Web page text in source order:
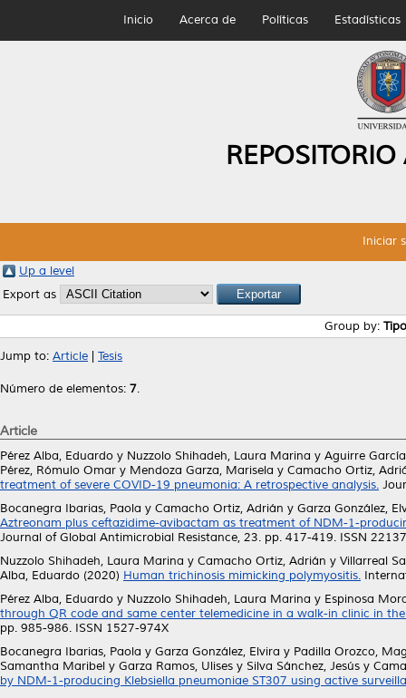
Inicio Acerca de Políticas Estadísticas
Iniciar
Up a level
Export as
Group by:
Jump to: Article Tesis
Número de elementos: 7.
Article
Pérez Alba, Eduardo y Nuzzolo Shihadeh, Laura Marina y Aguirre
Pérez, Rómulo Omar y Mendoza Garza, Marisela y Camacho Ortiz,
treatment of severe COVID-19 pneumonia: A retrospective analysis.
Bocanegra Ibarias, Paola y Camacho Ortiz, Adrián y Garza González,
Aztreonam plus ceftazidime-avibactam as treatment of NDM-1-
Journal of Global Antimicrobial Resistance, 23. pp. 417-419. ISSN
Nuzzolo Shihadeh, Laura Marina y Camacho Ortiz, Adrián y Villarreal
Alba, Eduardo (2020) Human trichinosis mimicking polymyositis.
Pérez Alba, Eduardo y Nuzzolo Shihadeh, Laura Marina y Espinosa
through QR code and same center telemedicine in a walk-in clinic in
pp. 985-986. ISSN 1527-974X
Bocanegra Ibarias, Paola y Garza González, Elvira y Padilla Orozco,
Samantha Maribel y Garza Ramos, Ulises y Silva Sánchez, Jesús y
by NDM-1-producing Klebsiella pneumoniae ST307 using active